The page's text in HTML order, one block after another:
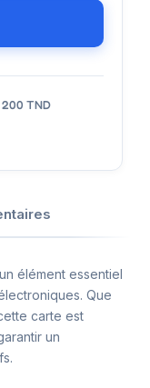
200 TND
élément essentiel
Que
carte est
un